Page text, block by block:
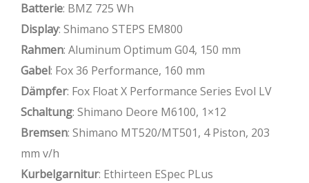
Batterie: BMZ 725 Wh
Display: Shimano STEPS EM800
Rahmen: Aluminum Optimum G04, 150 mm
Gabel: Fox 36 Performance, 160 mm
Dämpfer: Fox Float X Performance Series Evol LV
Schaltung: Shimano Deore M6100, 1×12
Bremsen: Shimano MT520/MT501, 4 Piston, 203
mm v/h
Kurbelgarnitur: Ethirteen ESpec PLus